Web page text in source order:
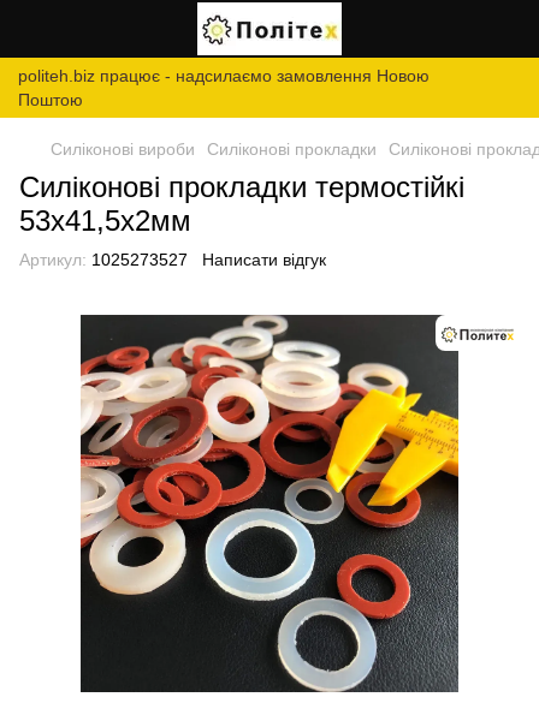
politeh.biz працює - надсилаємо замовлення Новою
Поштою
Силіконові вироби Силіконові прокладки Силіконові
Силіконові прокладки термостійкі
53х41,5х2мм
Артикул: 1025273527 Написати відгук